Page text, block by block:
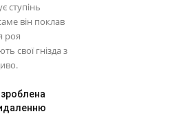
ступінь
він поклав
роя
свої гнізда з
зроблена